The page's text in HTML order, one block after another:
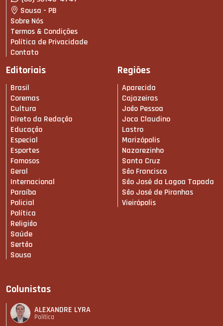
Sousa - PB
Sobre Nós
Termos & Condições
Política de Privacidade
Contato
Editoriais
Brasil
Coremas
Cultura
Direto da Redação
Educação
Especial
Esportes
Famosos
Geral
Internacional
Paraíba
Policial
Política
Religião
Saúde
Sertão
Sousa
Regiões
Aparecida
Cajazeiras
João Pessoa
Joca Claudino
Lastro
Marizópolis
Nazarezinho
Santa Cruz
São Francisco
São José da Lagoa Tapada
São José de Piranhas
Vieirópolis
Colunistas
ALEXANDRE LYRA
Política